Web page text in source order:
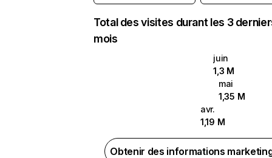
Total des visites durant les 3
mois
juin
1,3 M
mai
1,35 M
avr.
1,19 M
Obtenir des informations